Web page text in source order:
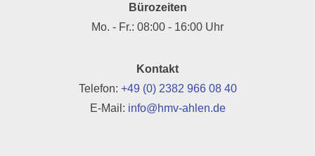
Bürozeiten
Mo. - Fr.: ­08:00 - 16:00 Uhr
Kontakt
Telefon: +49 (0) 2382 966 08 40
E-Mail: info@hmv-ahlen.de